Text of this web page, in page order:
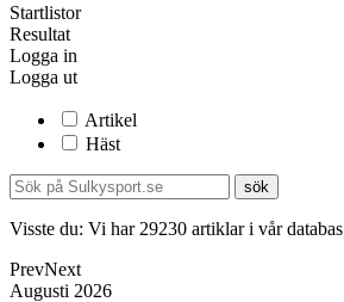
Startlistor
Resultat
Logga in
Logga ut
Artikel
Häst
Visste du: Vi har 29230 artiklar i vår databas
PrevNext
Augusti 2026